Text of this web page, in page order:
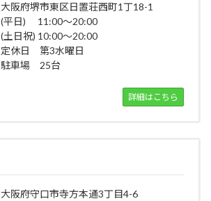
大阪府堺市東区日置荘西町1丁18-1
(平日) 11:00～20:00
(土日祝) 10:00～20:00
定休日 第3水曜日
駐車場 25台
詳細はこちら
大阪府守口市寺方本通3丁目4-6